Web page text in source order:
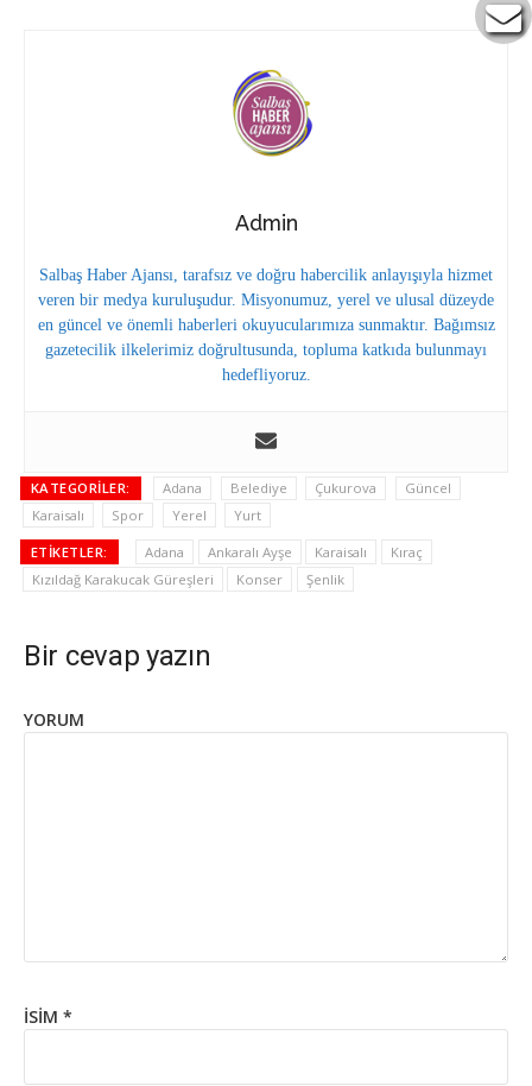
Admin
Salbaş Haber Ajansı, tarafsız ve doğru habercilik anlayışıyla hizmet
veren bir medya kuruluşudur. Misyonumuz, yerel ve ulusal düzeyde
en güncel ve önemli haberleri okuyucularımıza sunmaktır. Bağımsız
gazetecilik ilkelerimiz doğrultusunda, topluma katkıda bulunmayı
hedefliyoruz.
KATEGORILER: Adana Belediye Çukurova
Güncel
Karaisalı
Spor Yerel Yurt
ETIKETLER: Adana Ankaralı Ayşe Karaisalı
Kıraç
Kızıldağ Karakucak Güreşleri
Konser Şenlik
Bir cevap yazın
YORUM
İSIM *